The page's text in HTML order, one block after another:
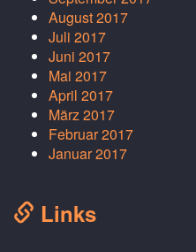
August 2017
Juli 2017
Juni 2017
Mai 2017
April 2017
März 2017
Februar 2017
Januar 2017
Links